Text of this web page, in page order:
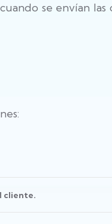
se envían las
cliente.